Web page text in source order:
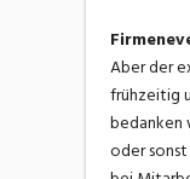
Aber der
frühzeitig
bedanken
oder